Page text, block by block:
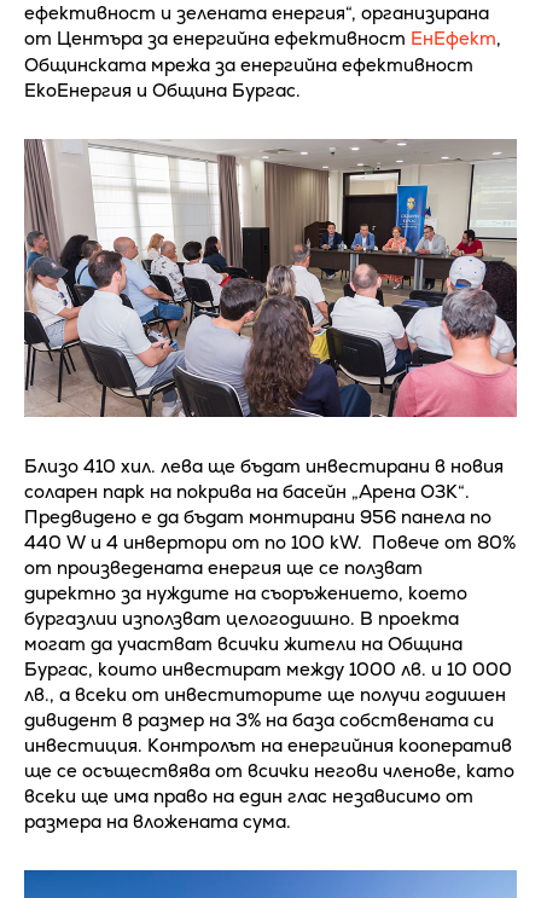
ефективност и зелената енергия“, организирана
от Центъра за енергийна ефективност ЕнЕфект,
Общинската мрежа за енергийна ефективност
ЕкоЕнергия и Община Бургас.
Близо 410 хил. лева ще бъдат инвестирани в новия
соларен парк на покрива на басейн „Арена ОЗК“.
Предвидено е да бъдат монтирани 956 панела по
440 W и 4 инвертори от по 100 kW. Повече от 80%
от произведената енергия ще се ползват
директно за нуждите на съоръжението, което
бургазлии използват целогодишно. В проекта
могат да участват всички жители на Община
Бургас, които инвестират между 1000 лв. и 10 000
лв., а всеки от инвеститорите ще получи годишен
дивидент в размер на 3% на база собствената си
инвестиция. Контролът на енергийния кооператив
ще се осъществява от всички негови членове, като
всеки ще има право на един глас независимо от
размера на вложената сума.